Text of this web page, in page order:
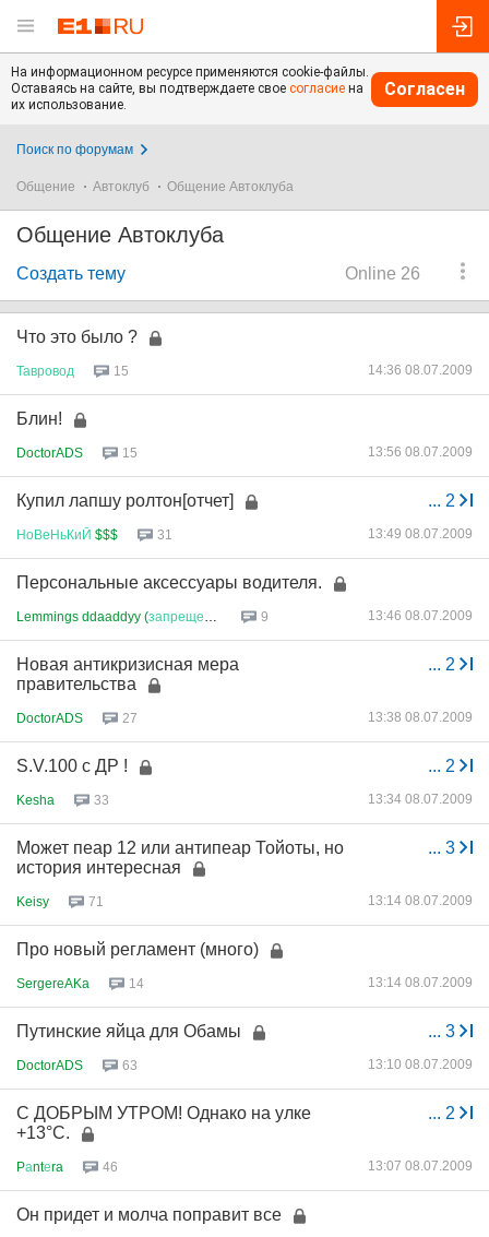
На информационном ресурсе применяются cookie-файлы.
Оставаясь на сайте, вы подтверждаете свое согласие на
их использование.
Согласен
Поиск по форумам
Общение Автоклуб Общение Автоклуба
Общение Автоклуба
Online 26
Создать тему
Что это было ?
Тавровод 15 14:36 08.07.2009
Блин!
DoctorADS 15 13:56 08.07.2009
... 2
Купил лапшу ролтон[отчет]
НоВеНьКиЙ $$$ 31 13:49 08.07.2009
Персональные аксессуары водителя.
Lemmings ddaaddyy (запрещено 9 13:46 08.07.2009
... 2
Новая антикризисная мера
правительства
DoctorADS 27 13:38 08.07.2009
... 2
S.V.100 с ДР !
Kesha 33 13:34 08.07.2009
... 3
Может пеар 12 или антипеар Тойоты, но
история интересная
Keisy 71 13:14 08.07.2009
Про новый регламент (много)
SergereAKa 14 13:14 08.07.2009
... 3
Путинские яйца для Обамы
DoctorADS 63 13:10 08.07.2009
... 2
С ДОБРЫМ УТРОМ! Однако на улке
+13°C.
Pаntеra 46 13:07 08.07.2009
Он придет и молча поправит все